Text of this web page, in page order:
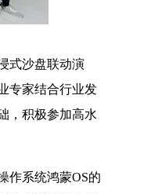
式沙盘联动演
专家结合行业发
，积极参加高水
作系统鸿蒙OS的